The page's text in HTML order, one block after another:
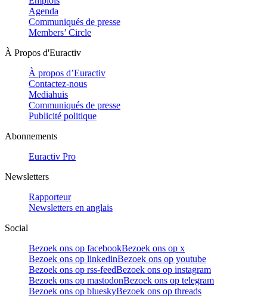
Agenda
Communiqués de presse
Members’ Circle
À Propos d'Euractiv
À propos d’Euractiv
Contactez-nous
Mediahuis
Communiqués de presse
Publicité politique
Abonnements
Euractiv Pro
Newsletters
Rapporteur
Newsletters en anglais
Social
Bezoek ons op facebookBezoek ons op x
Bezoek ons op linkedinBezoek ons op youtube
Bezoek ons op rss-feedBezoek ons op instagram
Bezoek ons op mastodonBezoek ons op telegram
Bezoek ons op blueskyBezoek ons op threads